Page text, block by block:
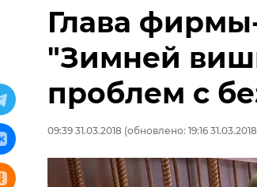
Глава
"Зимней
проблем с
09:39 31.03.2018 (обновлено: 19:16